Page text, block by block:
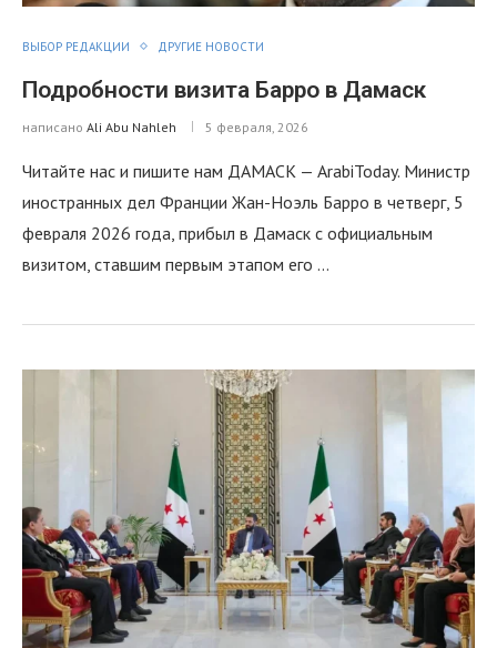
ВЫБОР РЕДАКЦИИ ДРУГИЕ НОВОСТИ
Подробности визита Барро в Дамаск
написано Ali Abu Nahleh 5 февраля, 2026
Читайте нас и пишите нам ДАМАСК — ArabiToday. Министр
иностранных дел Франции Жан-Ноэль Барро в четверг, 5
февраля 2026 года, прибыл в Дамаск с официальным
визитом, ставшим первым этапом его …